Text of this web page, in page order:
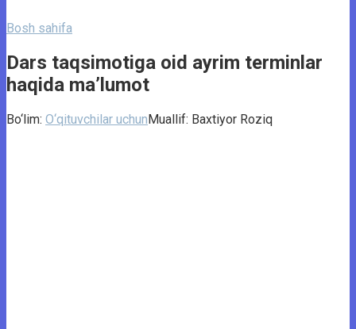
Bosh sahifa
Dars taqsimotiga oid ayrim terminlar
haqida ma’lumot
Bo‘lim: O‘qituvchilar uchunMuallif: Baxtiyor Roziq